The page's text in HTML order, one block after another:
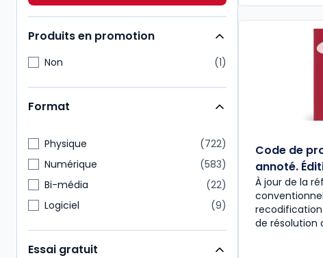
Immobilier
54
Produits en promotion
Non 1
Format
Physique
722
Numérique
583
Bi-média
22
Logiciel
9
Essai gratuit
Code de
annoté.
À jour de la
de résolution